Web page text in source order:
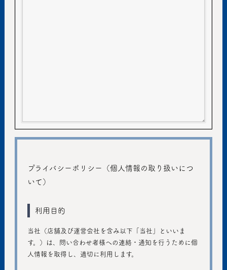
プライバシーポリシー（個人情報の取り扱いにつ
いて）
利用目的
当社（店舗及び運営会社を含み以下「当社」といいま
す。）は、問い合わせ者様への連絡・通知を行うために個
人情報を取得し、適切に利用します。